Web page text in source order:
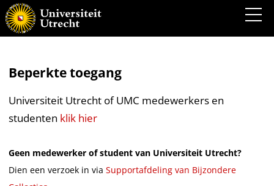
Beperkte toegang
Universiteit Utrecht of UMC medewerkers en
studenten klik hier
Geen medewerker of student van Universiteit Utrecht?
Dien een verzoek in via Supportafdeling van Bijzondere